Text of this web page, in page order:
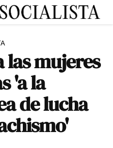
las mujeres
'a la
de lucha